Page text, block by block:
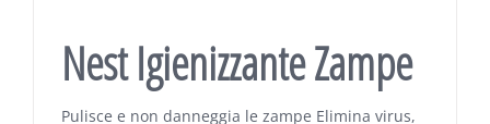
Nest Igienizzante Zampe
Pulisce e non danneggia le zampe Elimina virus,